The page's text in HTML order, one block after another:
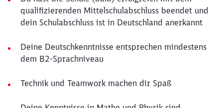
qualifizierenden Mittelschulabschluss beendet und
dein Schulabschluss ist in Deutschland anerkannt
Deine Deutschkenntnisse entsprechen mindestens
dem B2-Sprachniveau
Technik und Teamwork machen dir Spaß